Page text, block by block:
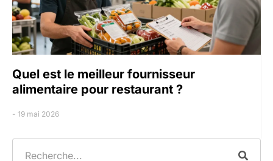
Quel est le meilleur fournisseur
alimentaire pour restaurant ?
19 mai 2026